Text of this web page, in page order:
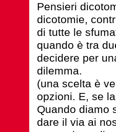
Pensieri
dicotomie,
di tutte le
quando è tra
decidere per
dilemma.
(una scelta è
opzioni. E, se
Quando diamo
dare il via ai